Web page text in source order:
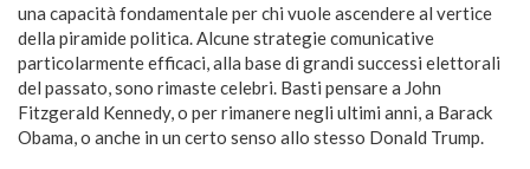
una capacità fondamentale per chi vuole ascendere al vertice
della piramide politica. Alcune strategie comunicative
particolarmente efficaci, alla base di grandi successi elettorali
del passato, sono rimaste celebri. Basti pensare a John
Fitzgerald Kennedy, o per rimanere negli ultimi anni, a Barack
Obama, o anche in un certo senso allo stesso Donald Trump.